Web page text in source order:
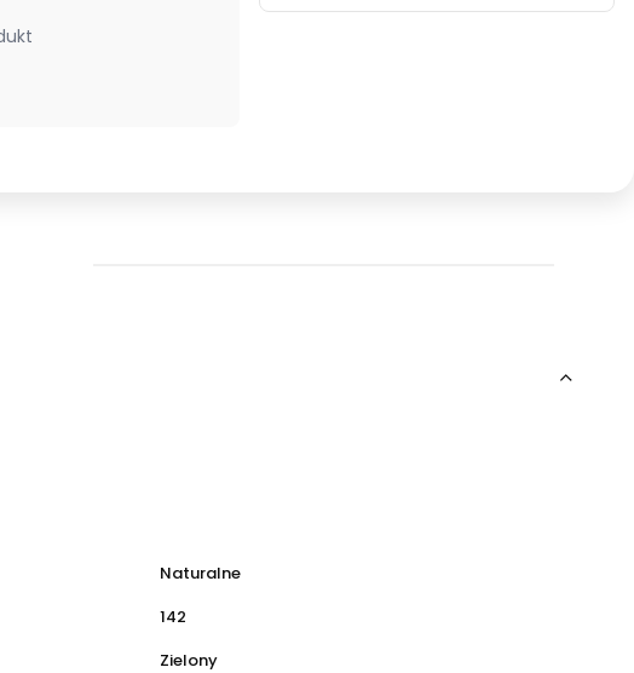
Naturalne
142
Zielony